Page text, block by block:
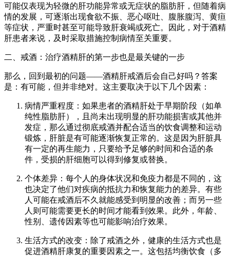
可能仅表现为轻微的肝功能异常或无症状的脂肪肝，但随着病
情的发展，可逐渐出现食欲不振、恶心呕吐、腹胀腹泻、黄疸
等症状，严重时甚至可能导致肝衰竭或死亡。因此，对于酒精
肝患者来说，及时采取措施控制病情至关重要。
二、戒酒：治疗酒精肝的第一步也是最关键的一步
那么，回到最初的问题——酒精肝戒酒后会自己好吗？答案
是：有可能，但并非绝对。这主要取决于以下几个因素：
病情严重程度：如果患者的酒精肝处于早期阶段（如单
纯性脂肪肝），且尚未出现明显的肝功能损害或其他并
发症，那么通过彻底戒酒并配合适当的饮食调整和运动
锻炼，肝脏是有可能逐渐恢复正常的。这是因为肝脏具
有一定的再生能力，只要给予足够的时间和合适的条
件，受损的肝细胞可以得到修复或替换。
个体差异：每个人的身体状况和免疫力都是不同的，这
也决定了他们对疾病的抵抗力和恢复能力的差异。有些
人可能在戒酒后不久就能感受到明显的改善；而另一些
人则可能需要更长的时间才能看到效果。此外，年龄、
性别、遗传因素等也可能影响治疗效果。
生活方式的改变：除了戒酒之外，健康的生活方式也是
促进酒精肝康复的重要因素之一。这包括均衡饮食（多